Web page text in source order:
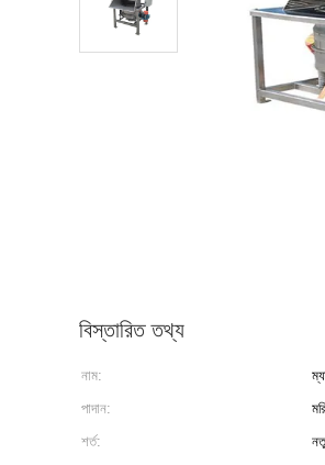
বিস্তারিত তথ্য
নাম:
পাদান:
শর্ত: